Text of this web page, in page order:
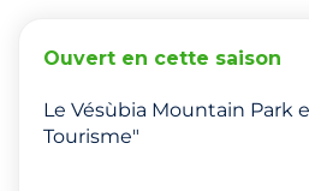
Ouvert en cette saison
Le Vésùbia Mountain Park
Tourisme"